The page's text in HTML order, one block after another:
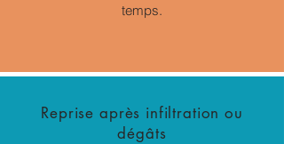
temps.
Reprise après infiltration ou
dégâts